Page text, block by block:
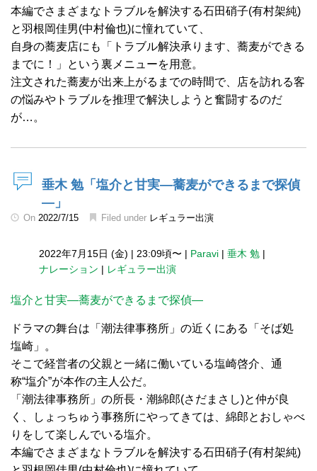
本編でさまざまなトラブルを解決する石田硝子(有村架純)
と羽根岡佳男(中村倫也)に憧れていて、
自身の蕎麦店にも「トラブル解決承ります、蕎麦ができる
までに！」という裏メニューを用意。
注文された蕎麦が出来上がるまでの時間で、店を訪れる客
の悩みやトラブルを推理で解決しようと奮闘するのだ
が…。
垂木 勉「塩介と甘実―蕎麦ができるまで探偵
―」
On 2022/7/15 Filed under レギュラー出演
2022年7月15日 (金) | 23:09頃〜 | Paravi | 垂木 勉 |
ナレーション | レギュラー出演
塩介と甘実―蕎麦ができるまで探偵―
ドラマの舞台は「潮法律事務所」の近くにある「そば処
塩崎」。
そこで経営者の父親と一緒に働いている塩崎啓介、通
称“塩介”が本作の主人公だ。
「潮法律事務所」の所長・潮綿郎(さだまさし)と仲が良
く、しょっちゅう事務所にやってきては、綿郎とおしゃべ
りをして楽しんでいる塩介。
本編でさまざまなトラブルを解決する石田硝子(有村架純)